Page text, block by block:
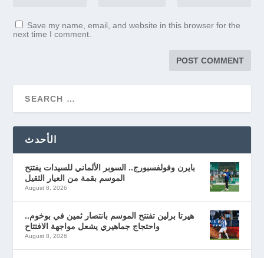
Save my name, email, and website in this browser for the
next time I comment.
الأحدث
بايرن وفولفسبورج.. السوبر الألماني للسيدات يفتتح
الموسم بقمة من العيار الثقيل
August 8, 2026
هيرتا برلين تفتتح الموسم بانتصار ثمين في بوخوم..
واحتجاج جماهيري يشعل مواجهة الافتتاح
August 8, 2026